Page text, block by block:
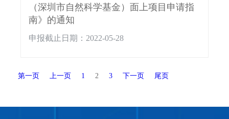
（深圳市自然科学基金）面上项目申请指
南》的通知
申报截止日期：2022-05-28
第一页 上一页 1 2 3 下一页 尾页